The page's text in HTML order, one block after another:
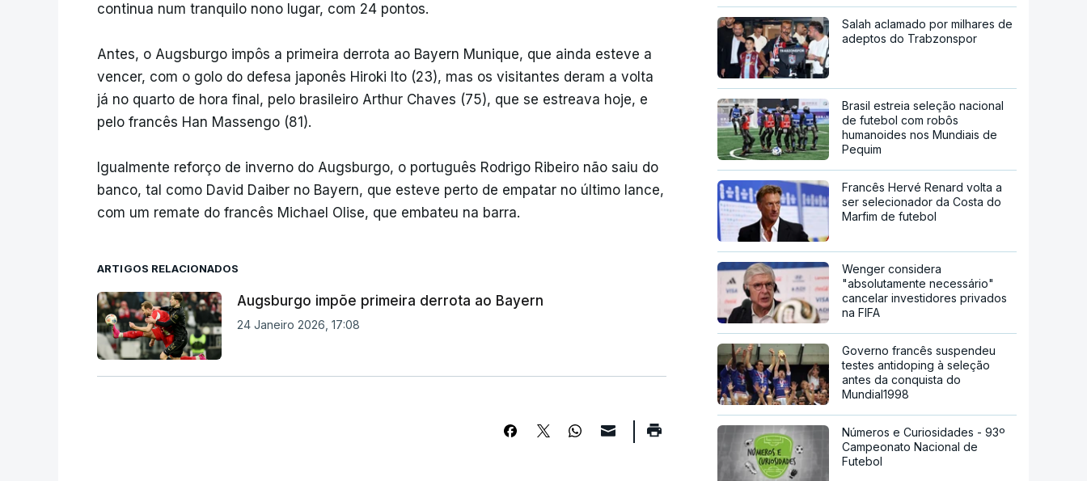
continua num tranquilo nono lugar, com 24 pontos.
Antes, o Augsburgo impôs a primeira derrota ao Bayern Munique, que ainda esteve a
vencer, com o golo do defesa japonês Hiroki Ito (23), mas os visitantes deram a volta
já no quarto de hora final, pelo brasileiro Arthur Chaves (75), que se estreava hoje, e
pelo francês Han Massengo (81).
Igualmente reforço de inverno do Augsburgo, o português Rodrigo Ribeiro não saiu do
banco, tal como David Daiber no Bayern, que esteve perto de empatar no último lance,
com um remate do francês Michael Olise, que embateu na barra.
ARTIGOS RELACIONADOS
Augsburgo impõe primeira derrota ao Bayern
24 Janeiro 2026, 17:08
Salah aclamado por milhares de
adeptos do Trabzonspor
Brasil estreia seleção nacional
de futebol com robôs
humanoides nos Mundiais de
Pequim
Francês Hervé Renard volta a
ser selecionador da Costa do
Marfim de futebol
Wenger considera
"absolutamente necessário"
cancelar investidores privados
na FIFA
Governo francês suspendeu
testes antidoping à seleção
antes da conquista do
Mundial1998
Números e Curiosidades - 93º
Campeonato Nacional de
Futebol